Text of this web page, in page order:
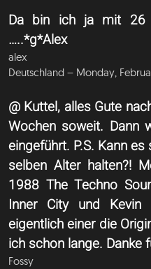
Da bin ich ja mit 26
…..*g*Alex
alex
Deutschland – Monday,
@ Kuttel, alles Gute
Wochen soweit. Dann
eingeführt. P.S. Kann
selben Alter halten?!
1988 The Techno
Inner City und Kevin
eigentlich einer die
ich schon lange. Danke
Fossy